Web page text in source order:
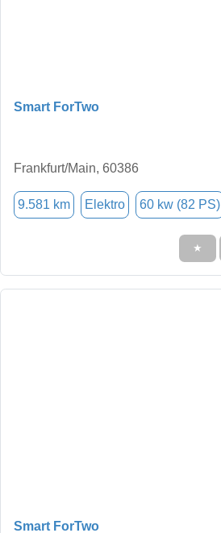
Smart ForTwo
Frankfurt/Main, 60386
9.581 km Elektro 60 kw (82 PS)
★
Smart ForTwo